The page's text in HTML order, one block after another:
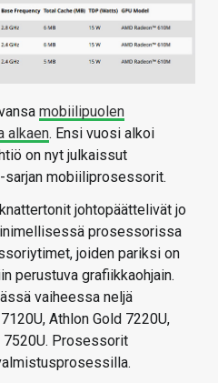
mobiilipuolen
alkaen. Ensi vuosi alkoi
on nyt julkaissut
mobiiliprosessorit.
johtopäättelivät jo
prosessorissa
joiden pariksi on
perustuva grafiikkaohjain.
vaiheessa neljä
Athlon Gold 7220U,
7520U. Prosessorit